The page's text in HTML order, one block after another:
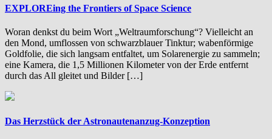
EXPLOREing the Frontiers of Space Science
Woran denkst du beim Wort „Weltraumforschung“? Vielleicht an
den Mond, umflossen von schwarzblauer Tinktur; wabenförmige
Goldfolie, die sich langsam entfaltet, um Solarenergie zu sammeln;
eine Kamera, die 1,5 Millionen Kilometer von der Erde entfernt
durch das All gleitet und Bilder […]
Das Herzstück der Astronautenanzug-Konzeption